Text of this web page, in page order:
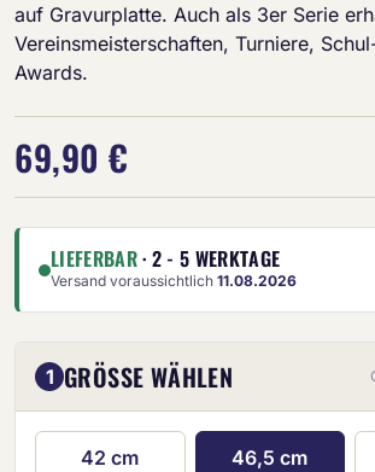
auf Gravurplatte. Auch als 3er Serie
Vereinsmeisterschaften, Turniere,
Awards.
69,90 €
LIEFERBAR· 2 - 5 WERKTAGE
Versand voraussichtlich 11.08.2026
1 GRÖSSE WÄHLEN
42 cm 46,5 cm